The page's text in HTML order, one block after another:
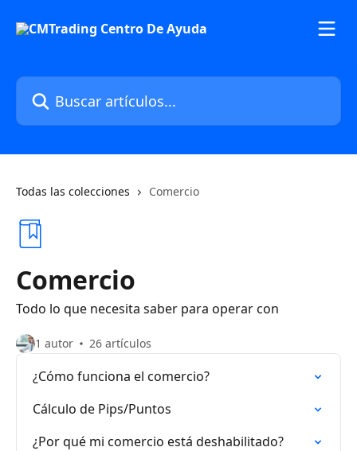
Buscar artículos...
Todas las colecciones Comercio
Comercio
Todo lo que necesita saber para operar con
1 autor 26 artículos
¿Cómo funciona el comercio?
Cálculo de Pips/Puntos
¿Por qué mi comercio está deshabilitado?